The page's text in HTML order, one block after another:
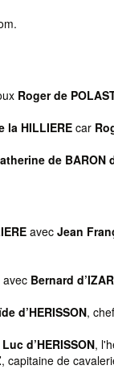
Roger de
la HILLIEREcar
de BARON
avec Jean
avec Bernard
d’HERISSON,
d’HERISSON,
, capitaine de